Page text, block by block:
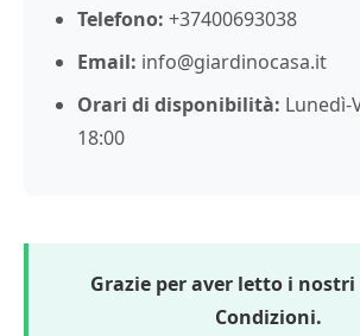
Telefono: +37400693038
Email: info@giardinocasa.it
Orari di disponibilità: Lunedì-
18:00
Grazie per aver letto i nostri
Condizioni.